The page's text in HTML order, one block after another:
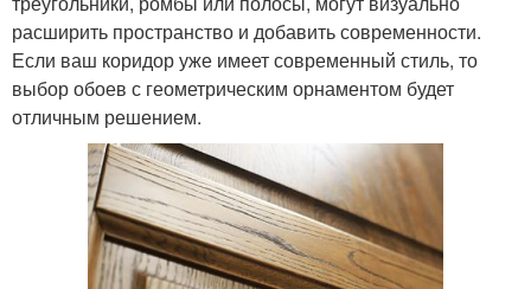
расширить пространство и добавить современности.
Если ваш коридор уже имеет современный стиль, то
выбор обоев с геометрическим орнаментом будет
отличным решением.